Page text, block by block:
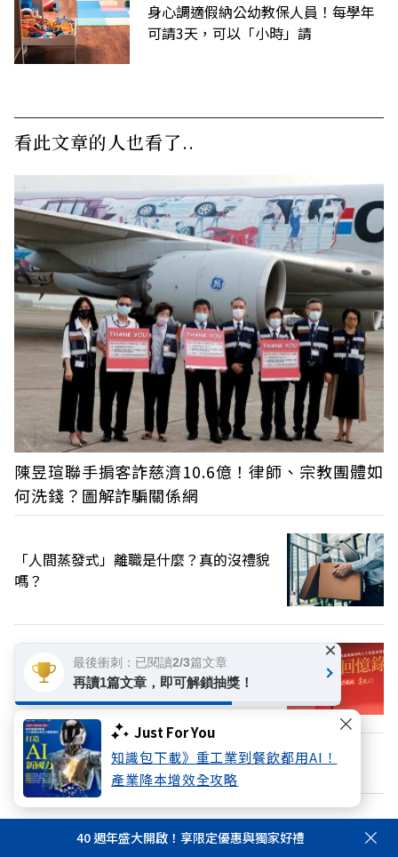
Just For You
知識包下載》重工業到餐飲都用AI！
產業降本增效全攻略
身心調適假納公幼教保人員！每學年
可請3天，可以「小時」請
看此文章的人也看了..
陳昱瑄聯手掮客詐慈濟10.6億！律師、宗教團體如
何洗錢？圖解詐騙關係網
「人間蒸發式」離職是什麼？真的沒禮貌
嗎？
現代文明的歸宿，報國書生高希均的最後
心願：和平幸福
換個主題看看
加好友 關注FB
40 週年盛大開啟！享限定優惠與獨家好禮
最後衝刺：已閱讀2/3篇文章
再讀1篇文章，即可解鎖抽獎！
×